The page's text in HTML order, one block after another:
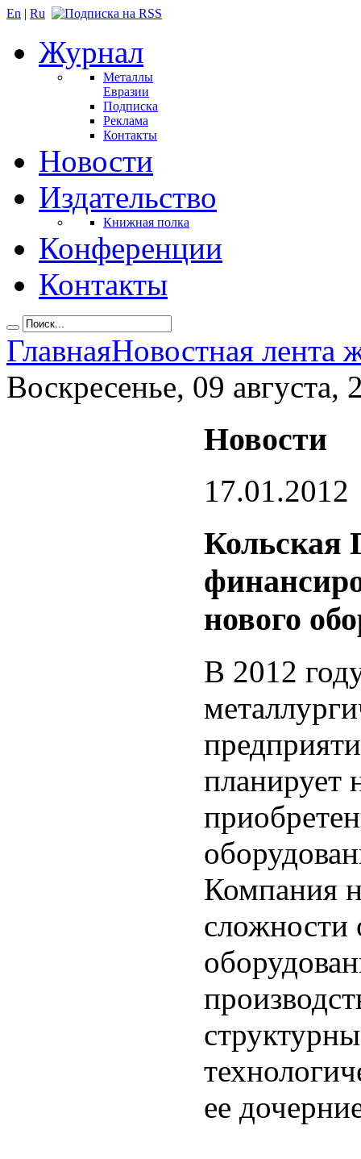
En | Ru
Журнал
Металлы
Евразии
Подписка
Реклама
Контакты
Новости
Издательство
Книжная полка
Конференции
Контакты
ГлавнаяНовостная лента
Воскресенье, 09 августа,
Новости
17.01.2012
Кольская
нового
В 2012
планирует
Компания
сложности
ее